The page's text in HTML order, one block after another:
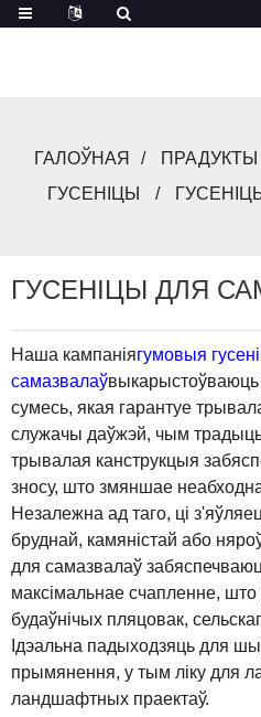
ГАЛОЎНАЯ ПРАДУКТЫ
ГУСЕНІЦЫ
ГУСЕНІЦЫ ДЛЯ
Наша кампаніягумовыя
самазвалаўвыкарыстоўваюць
сумесь, якая гарантуе
служачы даўжэй, чым
трывалая канструкцыя
зносу, што змяншае
Незалежна ад таго, ці
бруднай, камяністай або
для самазвалаў
максімальнае счапленне, што
будаўнічых пляцовак,
Ідэальна падыходзяць для
прымянення, у тым ліку для
ландшафтных праектаў.